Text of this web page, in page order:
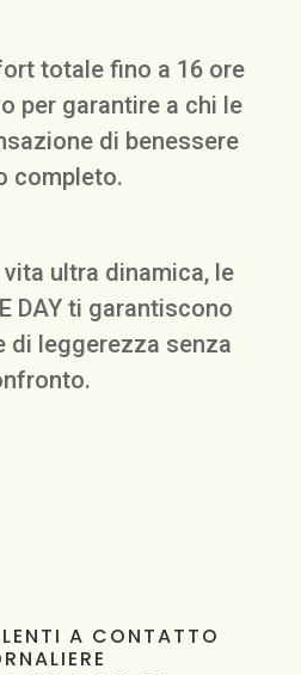
totale fino a 16 ore
per garantire a chi le
di benessere
completo.
ultra dinamica, le
DAY ti garantiscono
di leggerezza senza
A CONTATTO